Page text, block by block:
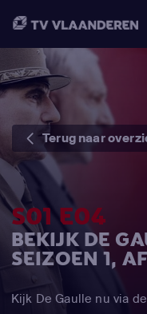
Terug naar
S01 E04
BEKIJK DE
SEIZOEN 1,
Kijk De Gaulle nu via